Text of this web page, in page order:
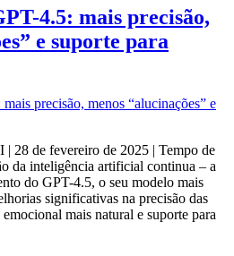
4.5: mais precisão,
e suporte para
28 de fevereiro de 2025 | Tempo de
da inteligência artificial continua – a
do GPT-4.5, o seu modelo mais
significativas na precisão das
mais natural e suporte para